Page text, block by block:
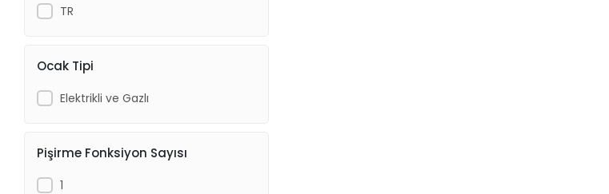
TR
Ocak Tipi
Elektrikli ve Gazlı
Pişirme Fonksiyon Sayısı
1